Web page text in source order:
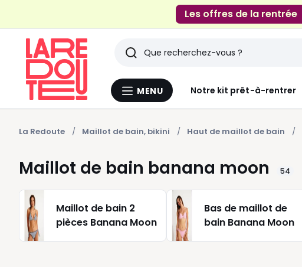
Les offres de la rentrée
Menu
MENU Notre kit prêt-à-rentrer
Rechercher
Derniers
articles
vus
La Redoute Maillot de bain, bikini Haut de maillot de bain
Maillot de bain banana moon 54
Maillot de bain 2
pièces Banana Moon
Bas de maillot de
bain Banana Moon